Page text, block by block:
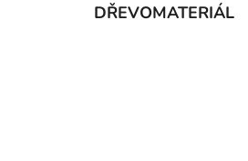
DŘEVOMATERIÁL